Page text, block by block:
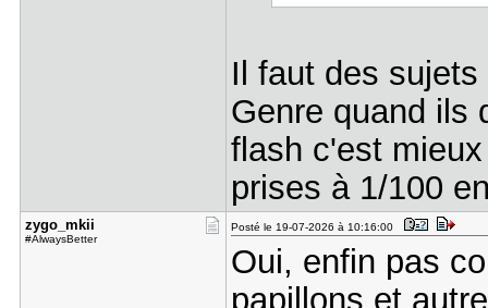
Il faut des
Genre quand ils
flash c'est
prises à 1/100
zygo_mkii
#AlwaysBetter
Posté le 19-07-2026 à 10:16:00
Oui, enfin pas
papillons et